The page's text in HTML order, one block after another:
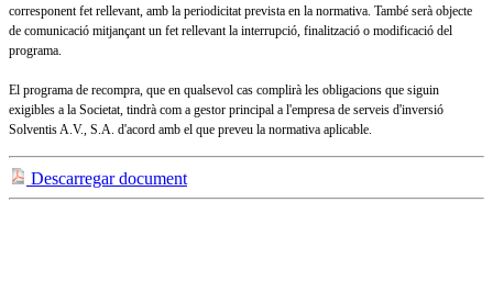
corresponent fet rellevant, amb la periodicitat prevista en la normativa. També serà objecte
de comunicació mitjançant un fet rellevant la interrupció, finalització o modificació del
programa.
El programa de recompra, que en qualsevol cas complirà les obligacions que siguin
exigibles a la Societat, tindrà com a gestor principal a l'empresa de serveis d'inversió
Solventis A.V., S.A. d'acord amb el que preveu la normativa aplicable.
Descarregar document